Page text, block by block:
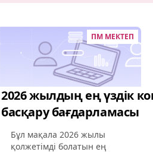
ПМ МЕКТЕП
2026 жылдың ең үздік
басқару бағдарламасы
Бұл мақала 2026 жылы
қолжетімді болатын ең